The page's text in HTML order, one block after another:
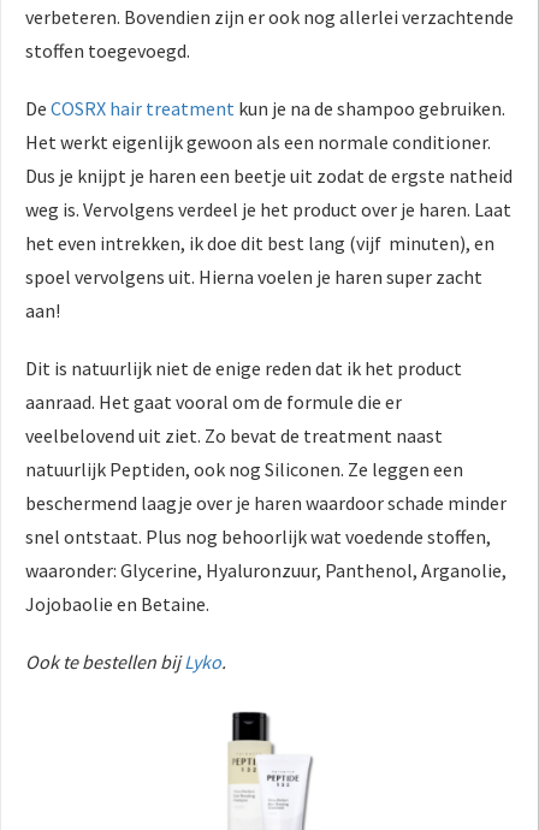
verbeteren. Bovendien zijn er ook nog allerlei verzachtende
stoffen toegevoegd.
De COSRX hair treatment kun je na de shampoo gebruiken.
Het werkt eigenlijk gewoon als een normale conditioner.
Dus je knijpt je haren een beetje uit zodat de ergste natheid
weg is. Vervolgens verdeel je het product over je haren. Laat
het even intrekken, ik doe dit best lang (vijf minuten), en
spoel vervolgens uit. Hierna voelen je haren super zacht
aan!
Dit is natuurlijk niet de enige reden dat ik het product
aanraad. Het gaat vooral om de formule die er
veelbelovend uit ziet. Zo bevat de treatment naast
natuurlijk Peptiden, ook nog Siliconen. Ze leggen een
beschermend laagje over je haren waardoor schade minder
snel ontstaat. Plus nog behoorlijk wat voedende stoffen,
waaronder: Glycerine, Hyaluronzuur, Panthenol, Arganolie,
Jojobaolie en Betaine.
Ook te bestellen bijLyko.